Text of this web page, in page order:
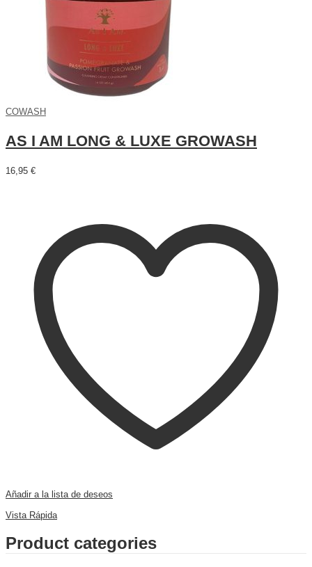
COWASH
AS I AM LONG & LUXE GROWASH
16,95 €
Añadir a la lista de deseos
Vista Rápida
Product categories